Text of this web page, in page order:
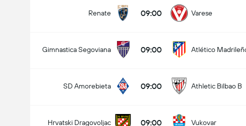
Renate 09:00 Varese
Gimnastica Segoviana 09:00 Atlético
SD Amorebieta 09:00 Athletic Bilbao B
Hrvatski Dragovoljac 09:00 Vukovar